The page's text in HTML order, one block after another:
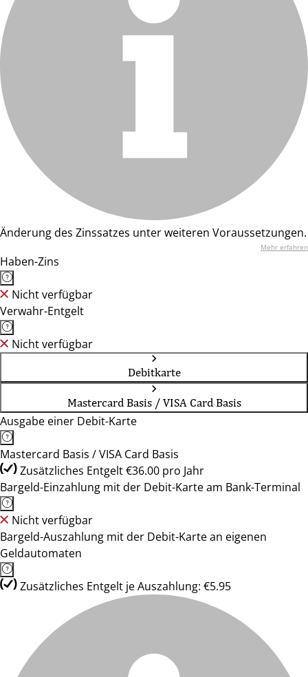
Änderung des Zinssatzes unter weiteren Voraussetzungen.
Mehr erfahren
Haben-Zins
Nicht verfügbar
Verwahr-Entgelt
Nicht verfügbar
Debitkarte
Mastercard Basis / VISA Card Basis
Ausgabe einer Debit-Karte
Mastercard Basis / VISA Card Basis
Zusätzliches Entgelt €36.00 pro Jahr
Bargeld-Einzahlung mit der Debit-Karte am Bank-Terminal
Nicht verfügbar
Bargeld-Auszahlung mit der Debit-Karte an eigenen
Geldautomaten
Zusätzliches Entgelt je Auszahlung: €5.95